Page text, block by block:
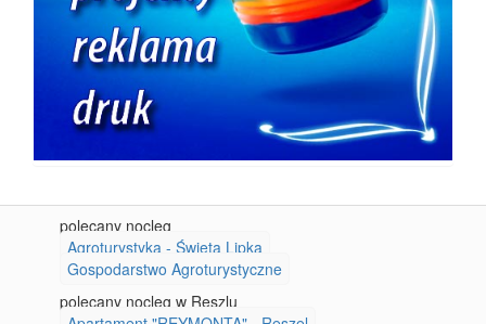
polecany nocleg
Agroturystyka - Święta Lipka
Gospodarstwo Agroturystyczne
polecany nocleg w Reszlu